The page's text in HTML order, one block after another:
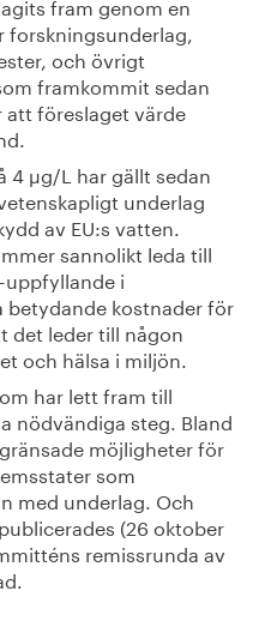
forskningsunderlag,
och övrigt
framkommit sedan
att föreslaget värde
4 µg/L har gällt sedan
underlag
av EU:s vatten.
sannolikt leda till
i
kostnader för
det leder till någon
och hälsa i miljön.
har lett fram till
nödvändiga steg. Bland
möjligheter för
som
med underlag. Och
(26 oktober
remissrunda av